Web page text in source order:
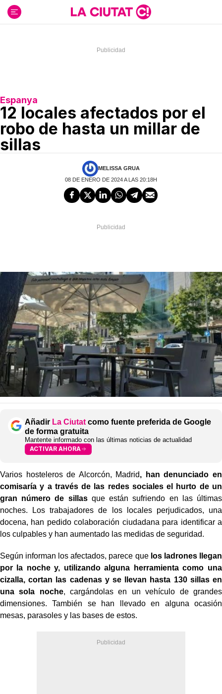
contenido
Espanya
12 locales afectados por el
robo de hasta un millar de
sillas
MELISSA GRUA
08 DE ENERO DE 2024 A LAS 20:18H
Añadir La Ciutat como fuente preferida de Google
de forma gratuita
Mantente informado con las últimas noticias de actualidad
ACTIVAR AHORA
Varios hosteleros de Alcorcón, Madrid, han denunciado en
comisaría y a través de las redes sociales el hurto de un
gran número de sillasque están sufriendo en las últimas
noches. Los trabajadores de los locales perjudicados, una
docena, han pedido colaboración ciudadana para identificar a
los culpables y han aumentado las medidas de seguridad.
Según informan los afectados, parece quelos ladrones llegan
por la noche y, utilizando alguna herramienta como una
cizalla, cortan las cadenas y se llevan hasta 130 sillas en
una sola noche, cargándolas en un vehículo de grandes
dimensiones. También se han llevado en alguna ocasión
mesas, parasoles y las bases de estos.